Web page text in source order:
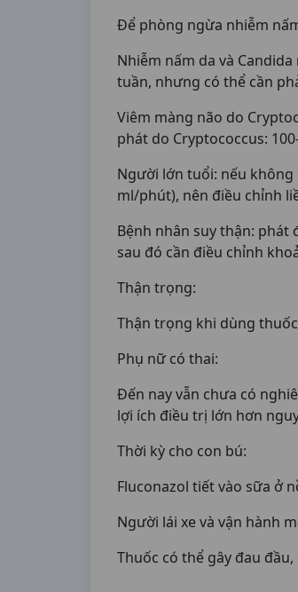
Để phòng ngừa nhiễm
Nhiễm nấm da và
tuần, nhưng có thể cần
Viêm màng não do
phát do Cryptococcus:
Người lớn tuổi: nếu
ml/phút), nên điều chỉnh
Bệnh nhân suy thận:
sau đó cần điều chỉnh
Thận trọng:
Thận trọng khi dùng
Phụ nữ có thai:
Đến nay vẫn chưa có
lợi ích điều trị lớn hơn
Thời kỳ cho con bú:
Fluconazol tiết vào sữa ở
Người lái xe và vận hành
Thuốc có thể gây đau